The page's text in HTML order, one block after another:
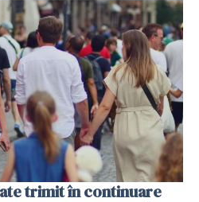
trimit în continuare